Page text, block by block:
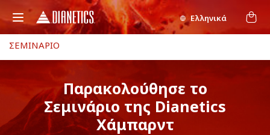
Ελληνικά
ΣΕΜΙΝΑΡΙΟ
Παρακολούθησε το
Σεμινάριο της Dianetics
Χάμπαρντ